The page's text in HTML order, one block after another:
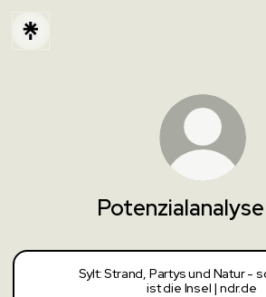
Sylt: Strand, Partys und Natur -
ist die Insel | ndr.de